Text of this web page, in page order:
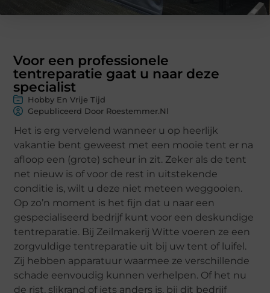
Voor een professionele
tentreparatie gaat u naar deze
specialist
Hobby En Vrije Tijd
Gepubliceerd Door Roestemmer.nl
Het is erg vervelend wanneer u op heerlijk
vakantie bent geweest met een mooie tent er na
afloop een (grote) scheur in zit. Zeker als de tent
net nieuw is of voor de rest in uitstekende
conditie is, wilt u deze niet meteen weggooien.
Op zo’n moment is het fijn dat u naar een
gespecialiseerd bedrijf kunt voor een deskundige
tentreparatie. Bij Zeilmakerij Witte voeren ze een
zorgvuldige tentreparatie uit bij uw tent of luifel.
Zij hebben apparatuur waarmee ze verschillende
schade eenvoudig kunnen verhelpen. Of het nu
de rist, slikrand of iets anders is, bij dit bedrijf